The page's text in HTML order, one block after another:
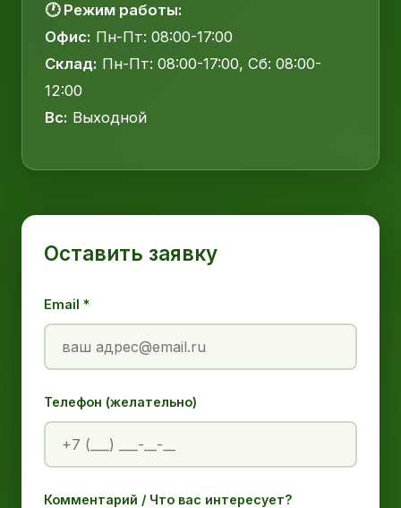
🕐 Режим работы:
Офис: Пн-Пт: 08:00-17:00
Склад: Пн-Пт: 08:00-17:00, Сб: 08:00-
12:00
Вс: Выходной
Оставить заявку
Email *
Телефон (желательно)
Комментарий / Что вас интересует?